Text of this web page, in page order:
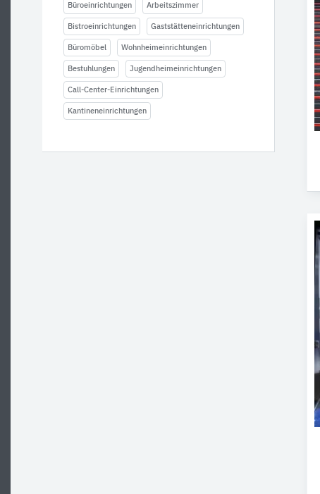
Büroeinrichtungen Arbeitszimmer
Bistroeinrichtungen Gaststätteneinrichtungen
Büromöbel Wohnheimeinrichtungen
Bestuhlungen Jugendheimeinrichtungen
Call-Center-Einrichtungen
Kantineneinrichtungen